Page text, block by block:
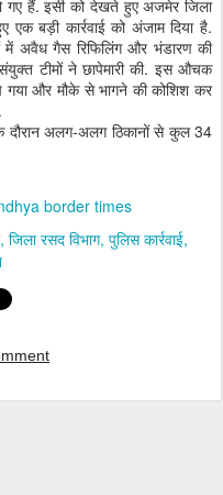
गए हैं. इसी को देखते हुए अजमेर जिला
बड़ी कार्रवाई को अंजाम दिया है.
अवैध गैस रिफिलिंग और भंडारण की
टीमों ने छापेमारी की. इस औचक
गया और मौके से भागने की कोशिश कर
दौरान अलग-अलग ठिकानों से कुल 34
border times
जिला रसद विभाग पुलिस कार्रवाई